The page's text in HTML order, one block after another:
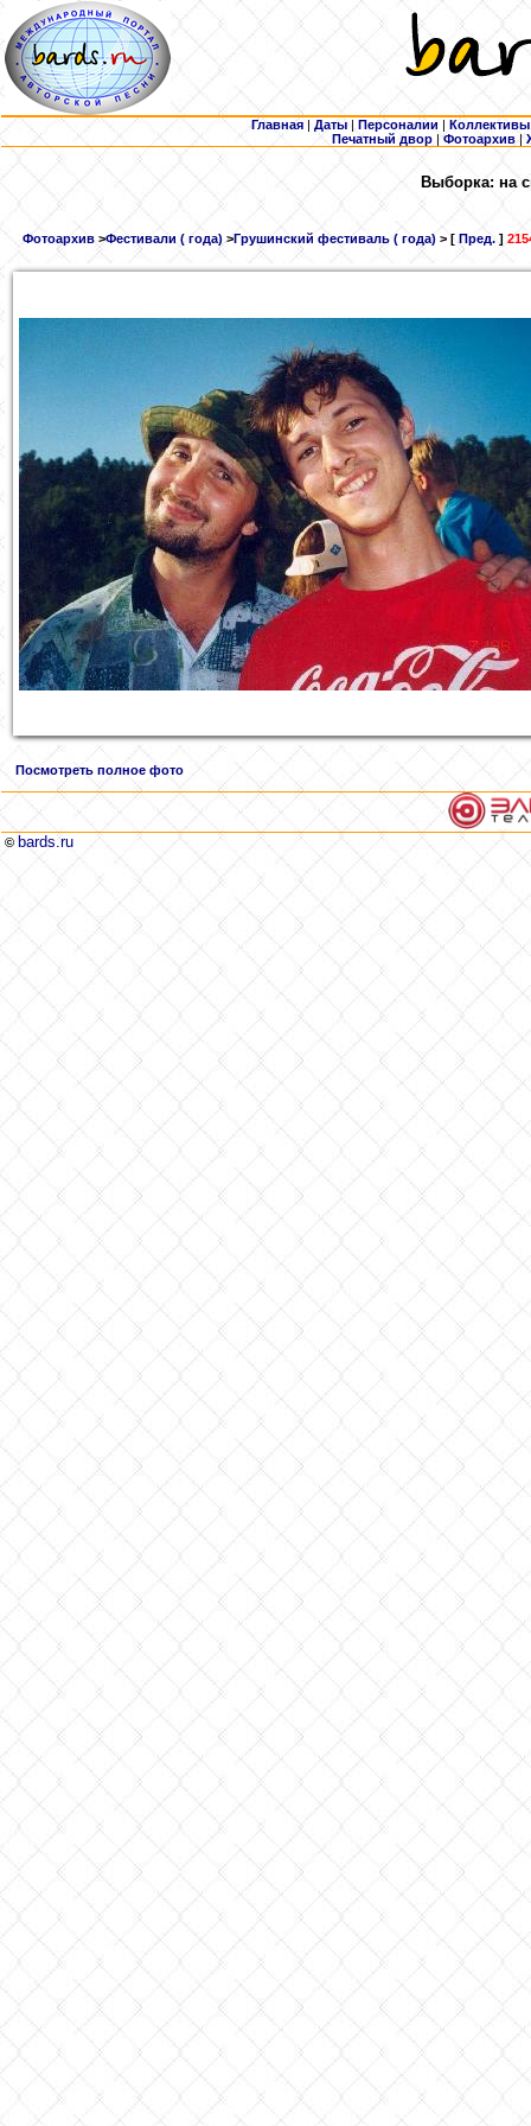
Главная | Даты | Персоналии | Коллективы
Печатный двор |Фотоархив |
Выборка: на
Фотоархив >Фестивали ( года) >Грушинский фестиваль ( года) > [ Пред. ]
Посмотреть полное фото
© bards.ru